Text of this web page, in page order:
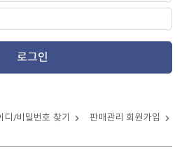
로그인
디/비밀번호 찾기 판매관리 회원가입